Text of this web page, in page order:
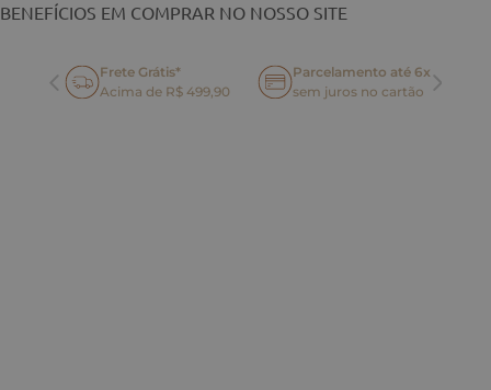
BENEFÍCIOS EM COMPRAR NO NOSSO SITE
Frete Grátis*
Acima de R$ 499,90
Parcelamento até 6x
sem juros no cartão